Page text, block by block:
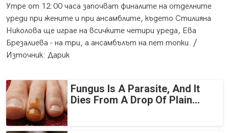
Утре от 12:00 часа започват финалите на отделните
уреди при жените и при ансамблите, където Стилияна
Николова ще играе на всичките четири уреда, Ева
Брезалиева - на три, а ансамбълът на пет топки. /
Източник: Дарик
Fungus Is A Parasite, And It
Dies From A Drop Of Plain...